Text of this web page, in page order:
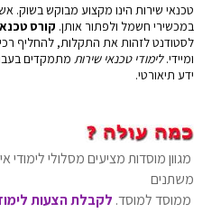
טכנאי שירות הינו מקצוע מבוקש בשוק.
במכשירי חשמל ולפתור אותן. קורס
לסטודנט לזהות את התקלות, להחליף
ומיידי.לימודי טכנאי שירות מתמקדים
ידע תיאורטי.
מגוון מוסדות מציעים מסלולי לימודי
משתנים
ממוסד למוסד. לקבלת הצעות